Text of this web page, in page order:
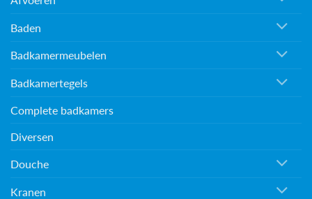
Baden
Badkamermeubelen
Badkamertegels
Complete badkamers
Diversen
Douche
Kranen